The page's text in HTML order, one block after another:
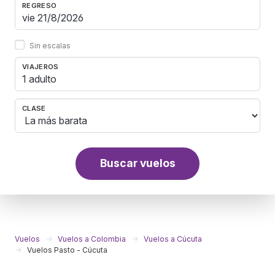
REGRESO
Sin escalas
VIAJEROS
1 adulto
CLASE
Buscar vuelos
Vuelos Vuelos a Colombia
Vuelos a Cúcuta
Vuelos Pasto - Cúcuta